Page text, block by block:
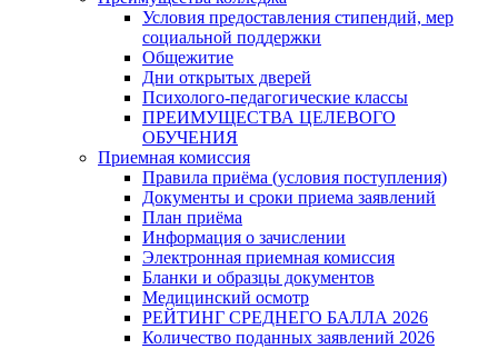
Условия предоставления стипендий, мер
социальной поддержки
Общежитие
Дни открытых дверей
Психолого-педагогические классы
ПРЕИМУЩЕСТВА ЦЕЛЕВОГО
ОБУЧЕНИЯ
Приемная комиссия
Правила приёма (условия поступления)
Документы и сроки приема заявлений
План приёма
Информация о зачислении
Электронная приемная комиссия
Бланки и образцы документов
Медицинский осмотр
РЕЙТИНГ СРЕДНЕГО БАЛЛА 2026
Количество поданных заявлений 2026